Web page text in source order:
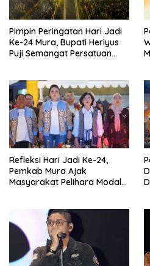
Pimpin Peringatan Hari Jadi
Ke-24 Mura, Bupati Heriyus
Puji Semangat Persatuan
Refleksi Hari Jadi Ke-24,
Pemkab Mura Ajak
Masyarakat Pelihara Modal